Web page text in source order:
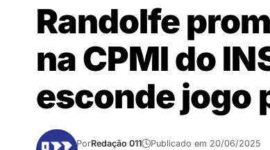
Randolfe
na CPMI do
esconde jogo
PorRedação 011 Publicado em 20/06/2025